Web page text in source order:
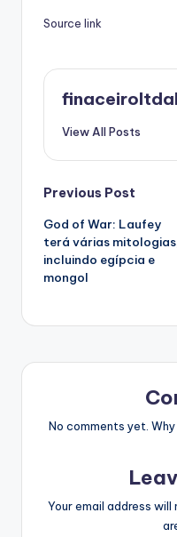
Source link
View All Posts
Post
navigation
Previous Post
God of War: Laufey
terá várias
incluindo egípcia e
mongol
No comments yet.
Your email address will